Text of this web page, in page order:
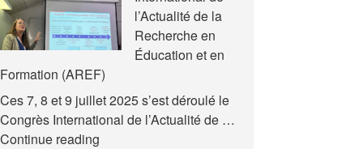
l’Actualité de la
Recherche en
Éducation et en
Formation (AREF)
Ces 7, 8 et 9 juillet 2025 s’est déroulé le
Congrès International de l’Actualité de …
Continue reading